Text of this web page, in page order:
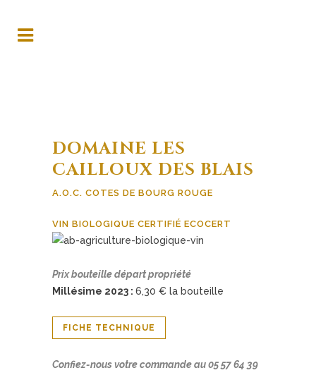
DOMAINE LES
CAILLOUX DES BLAIS
A.O.C. COTES DE BOURG ROUGE
VIN BIOLOGIQUE CERTIFIÉ ECOCERT
Prix bouteille départ propriété
Millésime 2023 : 6,30 € la bouteille
FICHE TECHNIQUE
Confiez-nous votre commande au 05 57 64 39